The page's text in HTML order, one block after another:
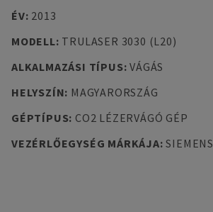
ÉV: 2013
MODELL: TRULASER 3030 (L20)
ALKALMAZÁSI TÍPUS:VÁGÁS
HELYSZÍN: MAGYARORSZÁG
GÉPTÍPUS: CO2 LÉZERVÁGÓ GÉP
VEZÉRLŐEGYSÉG MÁRKÁJA:SIEMENS